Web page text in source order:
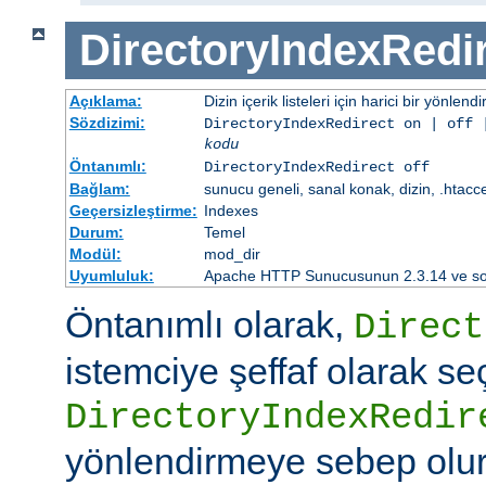
Açıklama:
Dizin içerik listeleri için harici bir
Sözdizimi:
DirectoryIndexRedirect on |
kodu
Öntanımlı:
DirectoryIndexRedirect off
Bağlam:
sunucu geneli, sanal konak, dizin,
Geçersizleştirme: Indexes
Durum:
Temel
Modül:
mod_dir
Uyumluluk:
Apache HTTP Sunucusunun 2.3.14 ve
Öntanımlı olarak,
istemciye şeffaf olarak
yönlendirmeye sebep